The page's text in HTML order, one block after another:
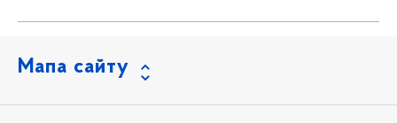
Мапа сайту